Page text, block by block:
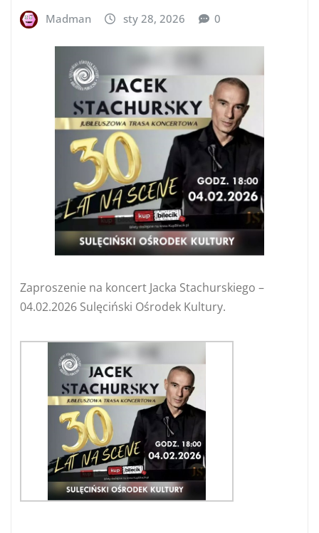
Madman sty 28, 2026 0
Zaproszenie na koncert Jacka Stachurskiego –
04.02.2026 Sulęciński Ośrodek Kultury.